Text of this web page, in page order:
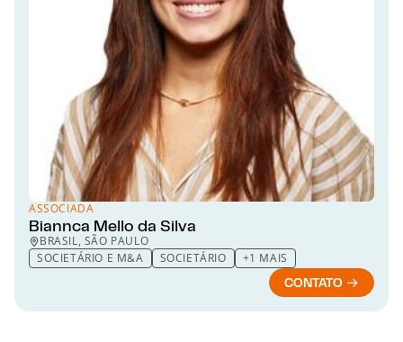
ASSOCIADA
Biannca Mello da Silva
BRASIL, SÃO PAULO
SOCIETÁRIO E M&A
SOCIETÁRIO +1 MAIS
CONTATO